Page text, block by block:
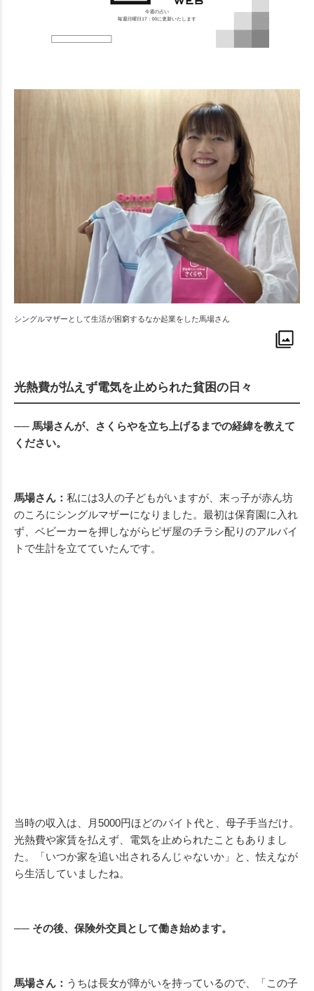
シングルマザーとして生活が困窮するなか起業をした馬場さん
光熱費が払えず電気を止められた貧困の日々
── 馬場さんが、さくらやを立ち上げるまでの経緯を教えて
ください。
馬場さん： 私には3人の子どもがいますが、末っ子が赤ん坊
のころにシングルマザーになりました。最初は保育園に入れ
ず、ベビーカーを押しながらピザ屋のチラシ配りのアルバイ
トで生計を立てていたんです。
当時の収入は、月5000円ほどのバイト代と、母子手当だけ。
光熱費や家賃を払えず、電気を止められたこともありまし
た。「いつか家を追い出されるんじゃないか」と、怯えなが
ら生活していましたね。
── その後、保険外交員として働き始めます。
馬場さん： うちは長女が障がいを持っているので、「この子